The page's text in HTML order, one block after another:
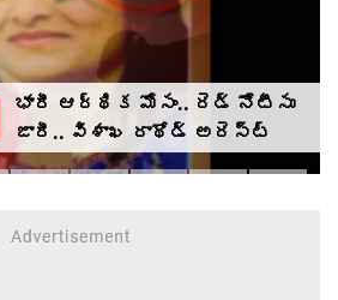
భారీ ఆర్థిక మోసం.. రెడ్ నోటీసు
జారీ.. విశాఖ రాథోడ్‌‌ అరెస్ట్